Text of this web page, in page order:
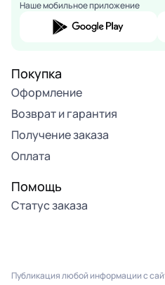
Наше мобильное приложение
Покупка
Оформление
Возврат и гарантия
Получение заказа
Оплата
Помощь
Статус заказа
Публикация любой информации с